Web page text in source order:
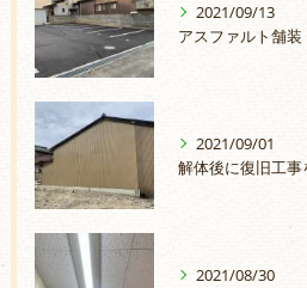
2021/09/13
アスファルト舗
2021/09/01
解体後に復旧工事
2021/08/30